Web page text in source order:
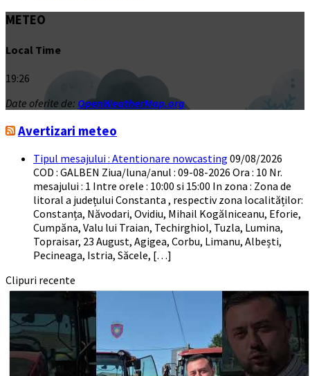
METEO
Local Time
19:26
Date oferite de: OpenWeatherMap.org
Avertizari meteo
Tipul mesajului : Atentionare nowcasting 09/08/2026
COD : GALBEN Ziua/luna/anul : 09-08-2026 Ora : 10 Nr.
mesajului : 1 Intre orele : 10:00 si 15:00 In zona : Zona de
litoral a județului Constanta , respectiv zona localităților:
Constanța, Năvodari, Ovidiu, Mihail Kogălniceanu, Eforie,
Cumpăna, Valu lui Traian, Techirghiol, Tuzla, Lumina,
Topraisar, 23 August, Agigea, Corbu, Limanu, Albești,
Pecineaga, Istria, Săcele, […]
Clipuri recente